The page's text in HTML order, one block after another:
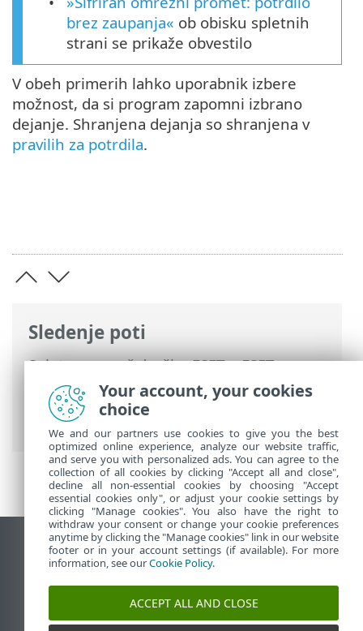
Sledenje poti
Spletna pomoč družbe ESET>ESET
Endpoint Antivirus>Napredne nastavitve
Zaščite >SSL/TLS
> Šifriran omrežni
promet
brez zaupanja« ob obisku spletnih
strani se prikaže obvestilo
V obeh primerih lahko uporabnik izbere
možnost, da si program zapomni izbrano
dejanje. Shranjena dejanja so shranjena v
pravilih za potrdila.
Prikaz mesta na namizju
End of Life
Zbirka znanja družbe ESET
Forum družbe ESET
Your account, your cookies
choice
We and our partners use cookies to give you the best
optimized online experience, analyze our website traffic,
and serve you with personalized ads. You can agree to the
collection of all cookies by clicking "Accept all and close",
decline all non-essential cookies by choosing "Accept
essential cookies only", or adjust your cookie settings by
clicking "Manage cookies". You also have the right to
withdraw your consent or change your cookie preferences
anytime by clicking the "Manage cookies" link in our website
footer or in your account settings (if available). For more
information, see ourCookie Policy.
ACCEPT ALL AND CLOSE